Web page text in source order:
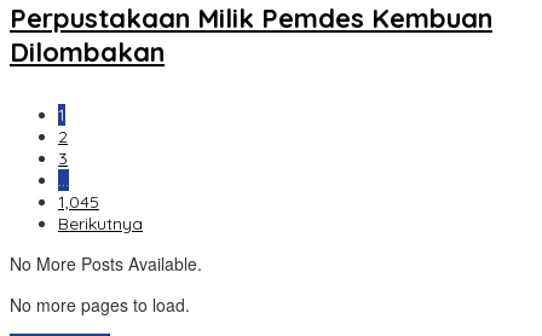
Perpustakaan Milik Pemdes Kembuan
Dilombakan
1
2
3
…
1,045
Berikutnya
No More Posts Available.
No more pages to load.